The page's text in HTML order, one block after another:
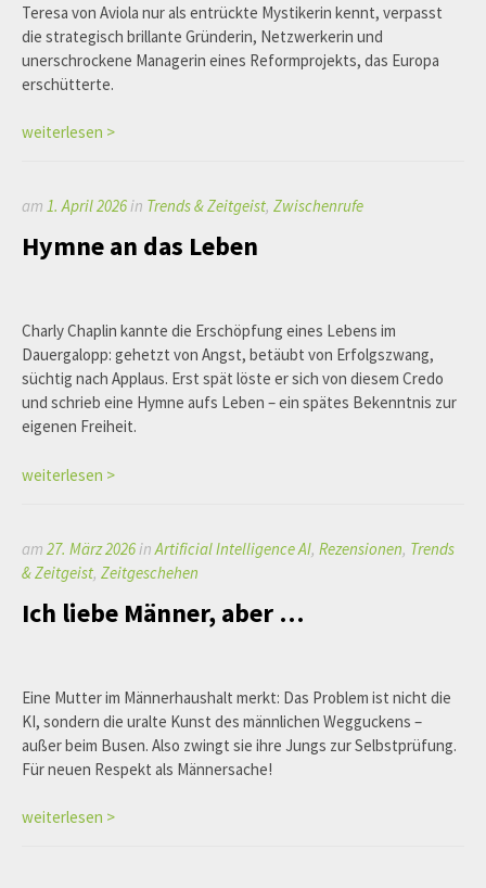
Teresa von Aviola nur als entrückte Mystikerin kennt, verpasst
die strategisch brillante Gründerin, Netzwerkerin und
unerschrockene Managerin eines Reformprojekts, das Europa
erschütterte.
weiterlesen >
am 1. April 2026in Trends & Zeitgeist, Zwischenrufe
Hymne an das Leben
Charly Chaplin kannte die Erschöpfung eines Lebens im
Dauergalopp: gehetzt von Angst, betäubt von Erfolgszwang,
süchtig nach Applaus. Erst spät löste er sich von diesem Credo
und schrieb eine Hymne aufs Leben – ein spätes Bekenntnis zur
eigenen Freiheit.
weiterlesen >
am 27. März 2026 in Artificial Intelligence AI, Rezensionen, Trends
& Zeitgeist, Zeitgeschehen
Ich liebe Männer, aber …
Eine Mutter im Männerhaushalt merkt: Das Problem ist nicht die
KI, sondern die uralte Kunst des männlichen Wegguckens –
außer beim Busen. Also zwingt sie ihre Jungs zur Selbstprüfung.
Für neuen Respekt als Männersache!
weiterlesen >